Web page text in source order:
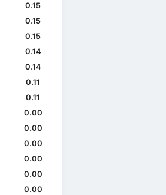
0.15
0.15
0.15
0.14
0.14
0.11
0.11
0.00
0.00
0.00
0.00
0.00
0.00